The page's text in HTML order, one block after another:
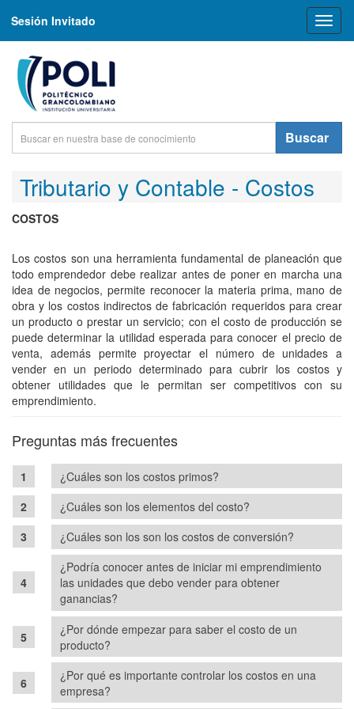
Sesión Invitado
Buscar
Tributario y Contable - Costos
COSTOS
Los costos son una herramienta fundamental de planeación que
todo emprendedor debe realizar antes de poner en marcha una
idea de negocios, permite reconocer la materia prima, mano de
obra y los costos indirectos de fabricación requeridos para crear
un producto o prestar un servicio; con el costo de producción se
puede determinar la utilidad esperada para conocer el precio de
venta, además permite proyectar el número de unidades a
vender en un periodo determinado para cubrir los costos y
obtener utilidades que le permitan ser competitivos con su
emprendimiento.
Preguntas más frecuentes
¿Cuáles son los costos primos?
¿Cuáles son los elementos del costo?
¿Cuáles son los son los costos de conversión?
¿Podría conocer antes de iniciar mi emprendimiento
las unidades que debo vender para obtener
ganancias?
¿Por dónde empezar para saber el costo de un
producto?
¿Por qué es importante controlar los costos en una
empresa?